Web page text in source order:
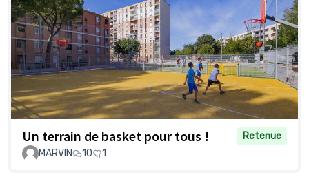
Un terrain de basket pour tous !
Retenue
MARVIN
10 1